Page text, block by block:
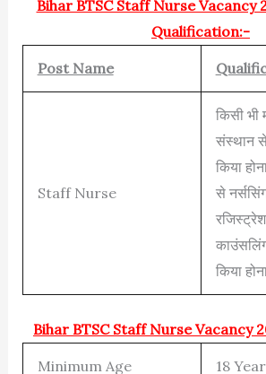
Bihar BTSC Staff Nurse Vacancy
Qualification:-
Post Name
Staff Nurse
किसी भी
संस्थान से
किया
से
किया
Bihar BTSC Staff Nurse Vacancy
Minimum Age 18 Year